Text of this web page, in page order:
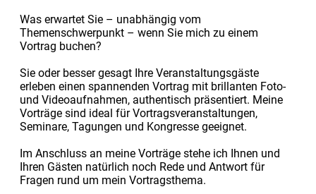
Was erwartet Sie – unabhängig vom
Themenschwerpunkt – wenn Sie mich zu einem
Vortrag buchen?
Sie oder besser gesagt Ihre Veranstaltungsgäste
erleben einen spannenden Vortrag mit brillanten Foto-
und Videoaufnahmen, authentisch präsentiert. Meine
Vorträge sind ideal für Vortragsveranstaltungen,
Seminare, Tagungen und Kongresse geeignet.
Im Anschluss an meine Vorträge stehe ich Ihnen und
Ihren Gästen natürlich noch Rede und Antwort für
Fragen rund um mein Vortragsthema.